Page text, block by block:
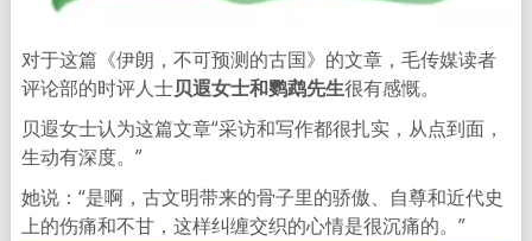
对于这篇《伊朗，不可预测的古国》的文章，毛传媒读者
评论部的时评人士贝遐女士和鹦鹉先生很有感慨。
贝遐女士认为这篇文章“采访和写作都很扎实，从点到面，
生动有深度。”
她说：“是啊，古文明带来的骨子里的骄傲、自尊和近代史
上的伤痛和不甘，这样纠缠交织的心情是很沉痛的。”